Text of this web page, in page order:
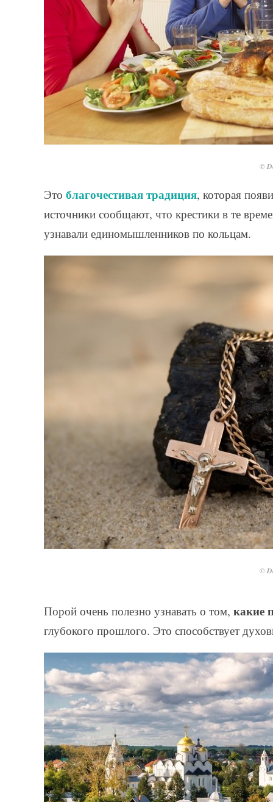
©
Это благочестивая традиция, которая
источники сообщают, что крестики в те
узнавали единомышленников по кольцам.
©
Порой очень полезно узнавать о том, какие
глубокого прошлого. Это способствует